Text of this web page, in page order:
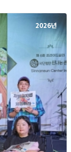
2026년